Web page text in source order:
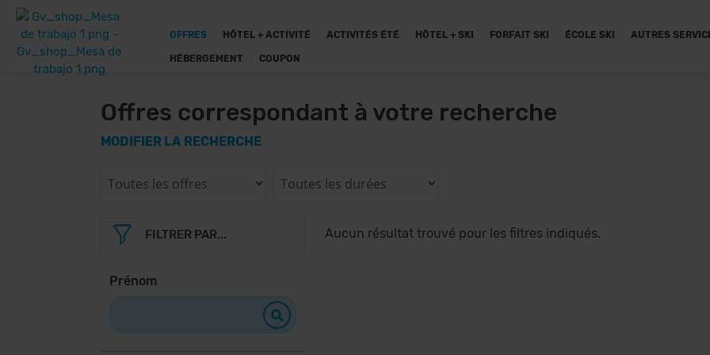
OFFRES HÔTEL + ACTIVITÉ ACTIVITÉS ÉTÉ HÔTEL + SKI FORFAIT SKI ÉCOLE SKI AUTRES
HÉBERGEMENT COUPON
Offres correspondant à votre recherche
MODIFIER LA RECHERCHE
FILTRER PAR...
Prénom
Aucun résultat trouvé pour les filtres indiqués.